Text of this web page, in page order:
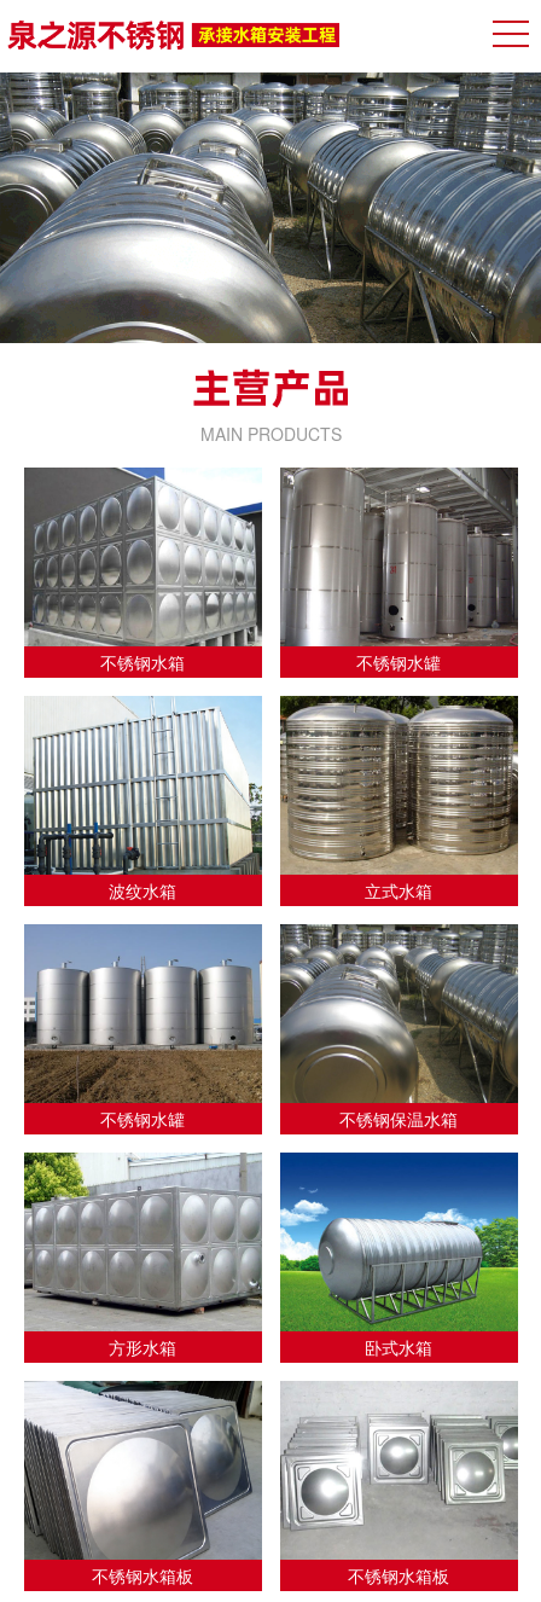
MAIN PRODUCTS
不锈钢水箱 不锈钢水罐
波纹水箱 立式水箱
不锈钢水罐 不锈钢保温水箱
方形水箱 卧式水箱
不锈钢水箱板 不锈钢水箱板